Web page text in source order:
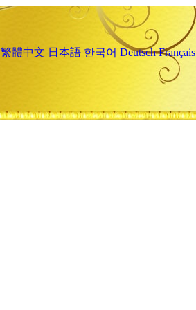
繁體中文 日本語 한국어 Deutsch Français